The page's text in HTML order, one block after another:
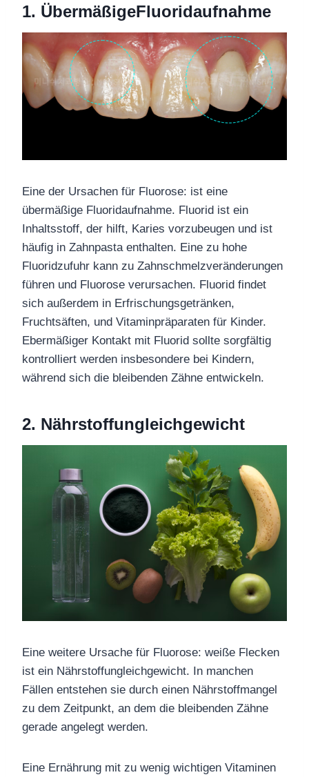
1. ÜbermäßigeFluoridaufnahme
Eine der Ursachen für Fluorose: ist eine
übermäßige Fluoridaufnahme. Fluorid ist ein
Inhaltsstoff, der hilft, Karies vorzubeugen und ist
häufig in Zahnpasta enthalten. Eine zu hohe
Fluoridzufuhr kann zu Zahnschmelzveränderungen
führen und Fluorose verursachen. Fluorid findet
sich außerdem in Erfrischungsgetränken,
Fruchtsäften, und Vitaminpräparaten für Kinder.
Ebermäßiger Kontakt mit Fluorid sollte sorgfältig
kontrolliert werden insbesondere bei Kindern,
während sich die bleibenden Zähne entwickeln.
2. Nährstoffungleichgewicht
Eine weitere Ursache für Fluorose: weiße Flecken
ist ein Nährstoffungleichgewicht. In manchen
Fällen entstehen sie durch einen Nährstoffmangel
zu dem Zeitpunkt, an dem die bleibenden Zähne
gerade angelegt werden.
Eine Ernährung mit zu wenig wichtigen Vitaminen